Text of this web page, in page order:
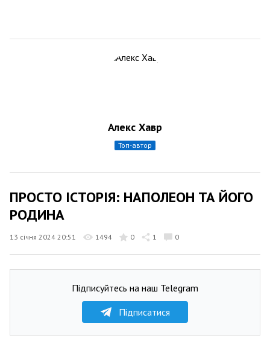
Алекс Хавр
топ-автор
ПРОСТО ІСТОРІЯ: НАПОЛЕОН ТА ЙОГО
РОДИНА
13 січня 2024 20:51 1494 0 1 0
Підписуйтесь на наш Telegram
Підписатися